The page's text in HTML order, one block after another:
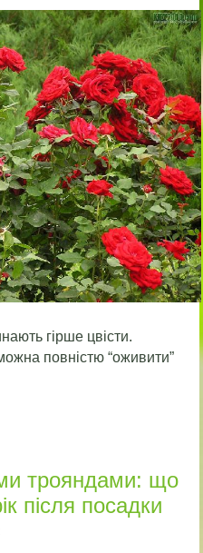
гірше цвісти.
повністю “оживити”
трояндами: що
після посадки